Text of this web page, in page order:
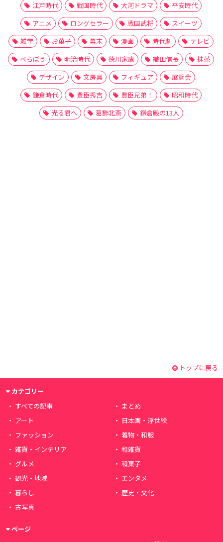
江戸時代 戦国時代 大河ドラマ
平安時代
アニメ
ロングセラー 戦国武将
スイーツ
雑学
お菓子 幕末 漫画 時代劇
テレビ
べらぼう
明治時代 徳川家康 織田信長
抹茶
デザイン
文房具 フィギュア
展覧会
鎌倉時代
豊臣秀吉 豊臣兄弟！
昭和時代
光る君へ
葛飾北斎 鎌倉殿の13人
トップに戻る
カテゴリー
すべての記事
まとめ
アート
日本画・浮世絵
ファッション
着物・和服
雑貨・インテリア
和雑貨
グルメ
和菓子
観光・地域
エンタメ
暮らし
歴史・文化
古写真
ページ